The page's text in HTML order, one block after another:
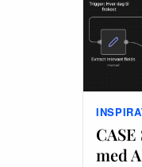
med